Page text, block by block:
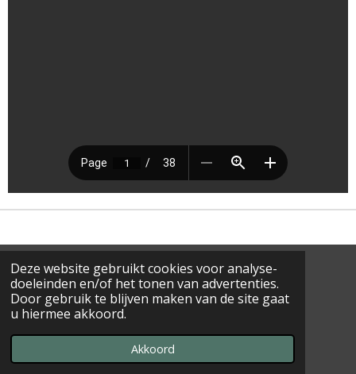
Deze website gebruikt cookies voor analyse-
doeleinden en/of het tonen van advertenties.
Door gebruik te blijven maken van de site gaat
u hiermee akkoord.
Akkoord
D
E
L
E
N
D
E
E
L
S
H
A
R
E
D
E
L
E
N
mail@winsum.info